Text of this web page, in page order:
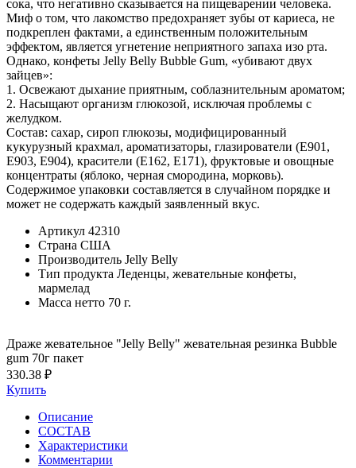
сока, что негативно сказывается на пищеварении человека.
Миф о том, что лакомство предохраняет зубы от кариеса, не
подкреплен фактами, а единственным положительным
эффектом, является угнетение неприятного запаха изо рта.
Однако, конфеты Jelly Belly Bubble Gum, «убивают двух
зайцев»:
1. Освежают дыхание приятным, соблазнительным ароматом;
2. Насыщают организм глюкозой, исключая проблемы с
желудком.
Состав: сахар, сироп глюкозы, модифицированный
кукурузный крахмал, ароматизаторы, глазирователи (E901,
E903, E904), красители (E162, E171), фруктовые и овощные
концентраты (яблоко, черная смородина, морковь).
Содержимое упаковки составляется в случайном порядке и
может не содержать каждый заявленный вкус.
Артикул 42310
Страна США
Производитель Jelly Belly
Тип продукта Леденцы, жевательные конфеты,
мармелад
Масса нетто 70 г.
Драже жевательное "Jelly Belly" жевательная резинка Bubble
gum 70г пакет
330.38 ₽
Купить
Описание
СОСТАВ
Характеристики
Комментарии